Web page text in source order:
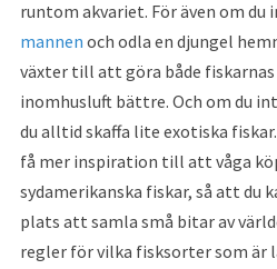
runtom akvariet. För även om du
mannen och odla en djungel
växter till att göra både
inomhusluft bättre. Och om du
du alltid skaffa lite exotiska
få mer inspiration till att våga
sydamerikanska fiskar, så att du
plats att samla små bitar av
regler för vilka fisksorter som är